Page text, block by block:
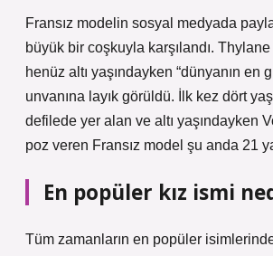
Fransız modelin sosyal medyada
büyük bir coşkuyla karşılandı.
henüz altı yaşındayken “dünyanın en
unvanına layık görüldü. İlk kez dört
defilede yer alan ve altı yaşındayken
poz veren Fransız model şu anda 21
En popüler kız ismi
Tüm zamanların en popüler